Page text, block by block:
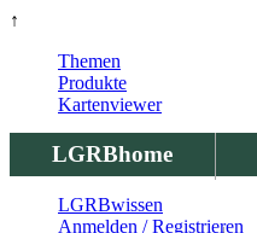
↑
LGRBhome
LGRBbohrungen
Themen
Produkte
Kartenviewer
LGRBwissen
Anmelden / Registrieren